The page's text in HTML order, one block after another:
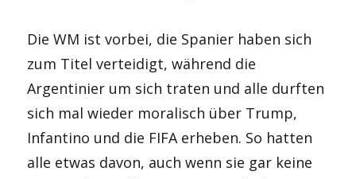
Die WM ist vorbei, die Spanier haben sich
zum Titel verteidigt, während die
Argentinier um sich traten und alle durften
sich mal wieder moralisch über Trump,
Infantino und die FIFA erheben. So hatten
alle etwas davon, auch wenn sie gar keine